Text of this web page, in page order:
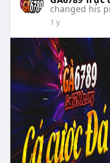
changed his
1 y